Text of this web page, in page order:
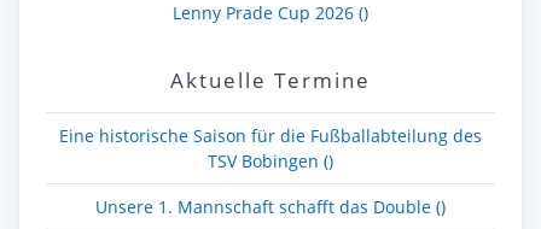
Lenny Prade Cup 2026 ()
Aktuelle Termine
Eine historische Saison für die Fußballabteilung des
TSV Bobingen ()
Unsere 1. Mannschaft schafft das Double ()